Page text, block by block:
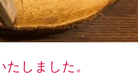
しました。